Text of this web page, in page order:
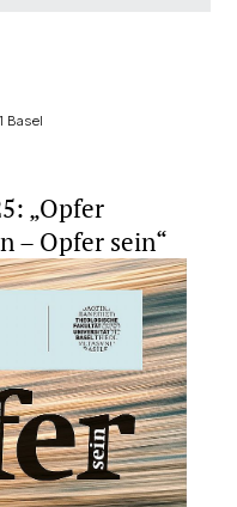
Basel
„Opfer
– Opfer sein“